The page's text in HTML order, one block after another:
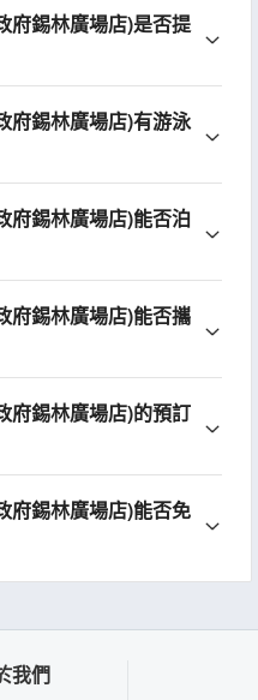
府錫林廣場店)是否提
府錫林廣場店)有游泳
府錫林廣場店)能否泊
府錫林廣場店)能否攜
府錫林廣場店)的預訂
府錫林廣場店)能否免
我們